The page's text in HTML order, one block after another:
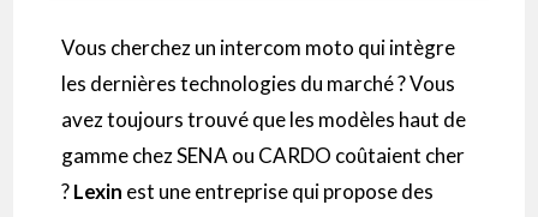
Vous cherchez un intercom moto qui intègre
les dernières technologies du marché ? Vous
avez toujours trouvé que les modèles haut de
gamme chez SENA ou CARDO coûtaient cher
?Lexin est une entreprise qui propose des